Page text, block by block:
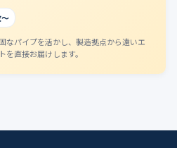
なパイプを活かし、製造拠点から遠いエ
を直接お届けします。